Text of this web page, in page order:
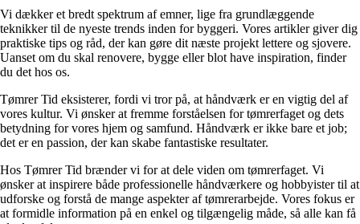
Vi dækker et bredt spektrum af emner, lige fra grundlæggende
teknikker til de nyeste trends inden for byggeri. Vores artikler giver dig
praktiske tips og råd, der kan gøre dit næste projekt lettere og sjovere.
Uanset om du skal renovere, bygge eller blot have inspiration, finder
du det hos os.
Tømrer Tid eksisterer, fordi vi tror på, at håndværk er en vigtig del af
vores kultur. Vi ønsker at fremme forståelsen for tømrerfaget og dets
betydning for vores hjem og samfund. Håndværk er ikke bare et job;
det er en passion, der kan skabe fantastiske resultater.
Hos Tømrer Tid brænder vi for at dele viden om tømrerfaget. Vi
ønsker at inspirere både professionelle håndværkere og hobbyister til at
udforske og forstå de mange aspekter af tømrerarbejde. Vores fokus er
at formidle information på en enkel og tilgængelig måde, så alle kan få